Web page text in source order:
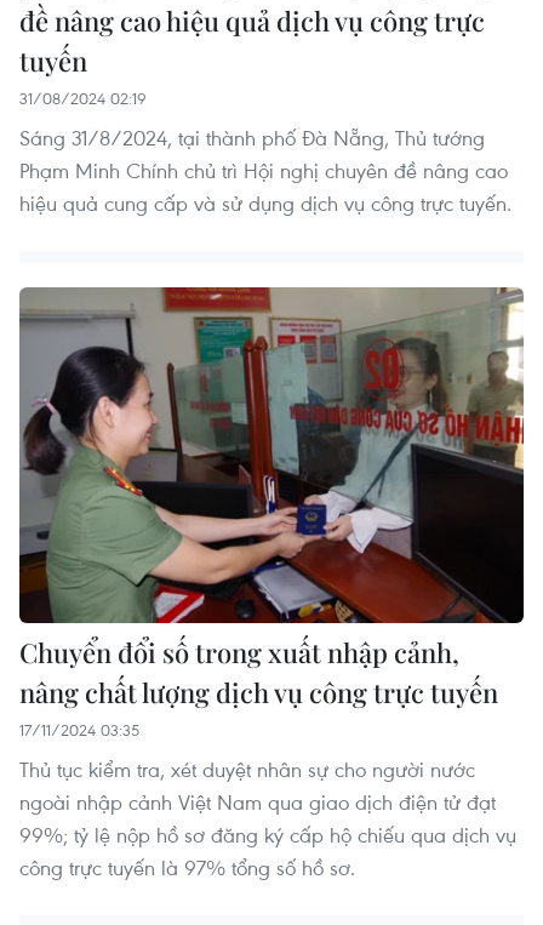
đề nâng cao hiệu quả dịch vụ công trực
tuyến
31/08/2024 02:19
Sáng 31/8/2024, tại thành phố Đà Nẵng, Thủ tướng
Phạm Minh Chính chủ trì Hội nghị chuyên đề nâng cao
hiệu quả cung cấp và sử dụng dịch vụ công trực tuyến.
Chuyển đổi số trong xuất nhập cảnh,
nâng chất lượng dịch vụ công trực tuyến
17/11/2024 03:35
Thủ tục kiểm tra, xét duyệt nhân sự cho người nước
ngoài nhập cảnh Việt Nam qua giao dịch điện tử đạt
99%; tỷ lệ nộp hồ sơ đăng ký cấp hộ chiếu qua dịch vụ
công trực tuyến là 97% tổng số hồ sơ.